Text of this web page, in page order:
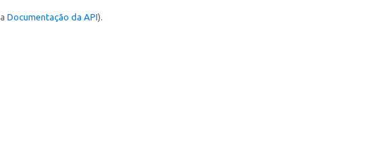
Documentação da API).